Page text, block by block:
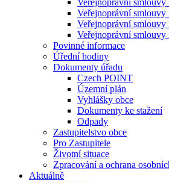
Veřejnoprávní smlouvy
Veřejnoprávní smlouvy
Veřejnoprávní smlouvy
Veřejnoprávní smlouvy
Povinné informace
Úřední hodiny
Dokumenty úřadu
Czech POINT
Územní plán
Vyhlášky obce
Dokumenty ke stažení
Odpady
Zastupitelstvo obce
Pro Zastupitele
Životní situace
Zpracování a ochrana
Aktuálně